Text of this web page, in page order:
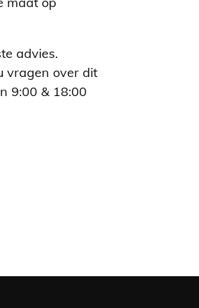
advies.
vragen over dit
9:00 & 18:00